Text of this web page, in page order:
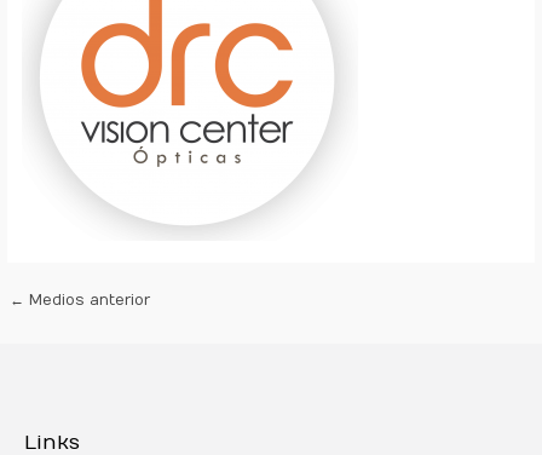
← Medios anterior
Links